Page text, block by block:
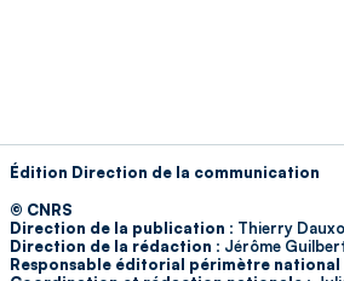
Édition Direction de la communication
© CNRS
Direction de la publication : Thierry
Direction de la rédaction : Jérôme
Responsable éditorial périmètre national